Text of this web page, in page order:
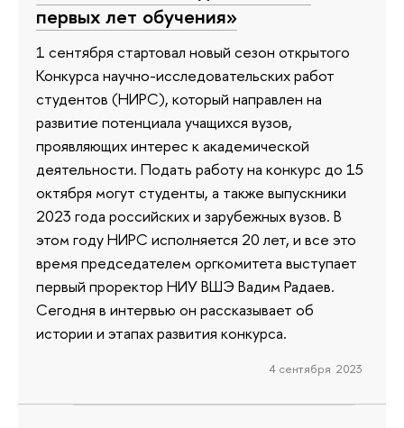
первых лет обучения»
1 сентября стартовал новый сезон открытого
Конкурса научно-исследовательских работ
студентов (НИРС), который направлен на
развитие потенциала учащихся вузов,
проявляющих интерес к академической
деятельности. Подать работу на конкурс до 15
октября могут студенты, а также выпускники
2023 года российских и зарубежных вузов. В
этом году НИРС исполняется 20 лет, и все это
время председателем оргкомитета выступает
первый проректор НИУ ВШЭ Вадим Радаев.
Сегодня в интервью он рассказывает об
истории и этапах развития конкурса.
4 сентября 2023